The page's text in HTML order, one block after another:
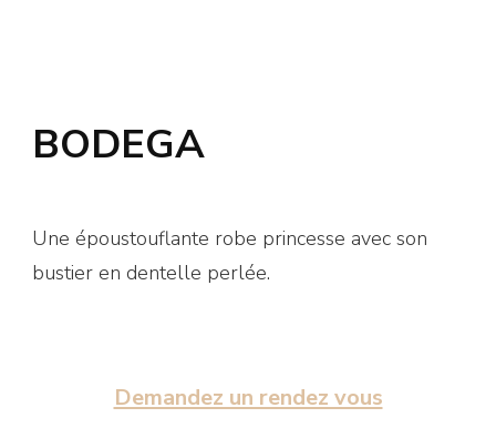
BODEGA
Une époustouflante robe princesse avec son
bustier en dentelle perlée.
Demandez un rendez vous